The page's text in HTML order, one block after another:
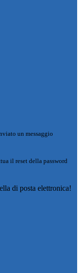
un messaggio
il reset della password
di posta elettronica!